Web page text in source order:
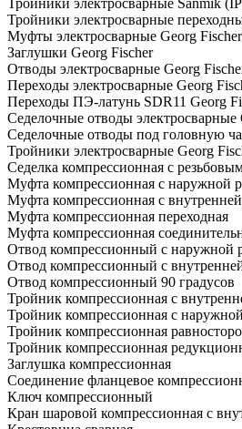
Тройники электросварные Sanmik
Тройники электросварные
Муфты электросварные Georg Fischer
Заглушки Georg Fischer
Отводы электросварные Georg
Переходы электросварные Georg
Переходы ПЭ-латунь SDR11 Georg
Седелочные отводы электросварные
Седелочные отводы под головную
Тройники электросварные Georg
Седелка компрессионная с
Муфта компрессионная с наружной
Муфта компрессионная с внутренней
Муфта компрессионная переходная
Муфта компрессионная
Отвод компрессионный с наружной
Отвод компрессионный с
Отвод компрессионный 90 градусов
Тройник компрессионная с
Тройник компрессионная с
Тройник компрессионная
Тройник компрессионная
Заглушка компрессионная
Соединение фланцевое
Ключ компрессионный
Кран шаровой компрессионная с